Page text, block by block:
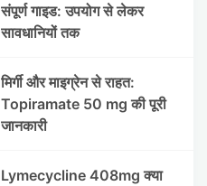
संपूर्ण गाइड: उपयोग से लेकर
सावधानियों तक
मिर्गी और माइग्रेन से राहत:
Topiramate 50 mg की पूरी
जानकारी
Lymecycline 408mg क्या